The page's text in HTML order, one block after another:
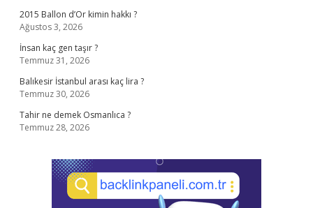
2015 Ballon d’Or kimin hakkı ?
Ağustos 3, 2026
İnsan kaç gen taşır ?
Temmuz 31, 2026
Balıkesir İstanbul arası kaç lira ?
Temmuz 30, 2026
Tahir ne demek Osmanlıca ?
Temmuz 28, 2026